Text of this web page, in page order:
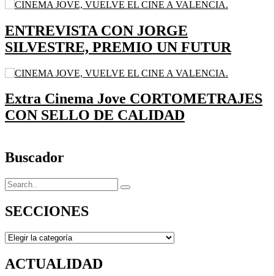
ENTREVISTA CON JORGE
SILVESTRE, PREMIO UN FUTUR
Extra Cinema Jove CORTOMETRAJES
CON SELLO DE CALIDAD
Buscador
SECCIONES
SECCIONES
ACTUALIDAD